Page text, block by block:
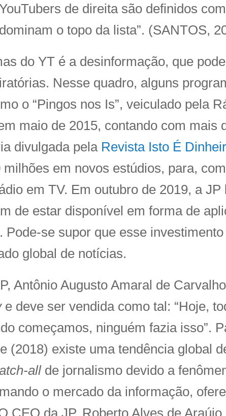
YouTubers de direita são definidos
dominam o topo da lista”. (SANTOS,
do YT é a desinformação, que
Nesse quadro, alguns
o “Pingos nos Is”, veiculado pela
maio de 2015, contando com mais
divulgada pela Revista Isto É
em novos estúdios, para,
em TV. Em outubro de 2019, a
de estar disponível em forma de
. Pode-se supor que esse
global de notícias.
Antônio Augusto Amaral de
e deve ser vendida como tal: “Hoje,
começamos, ninguém fazia isso”.
(2018) existe uma tendência global
allde jornalismo devido a
o mercado da informação,